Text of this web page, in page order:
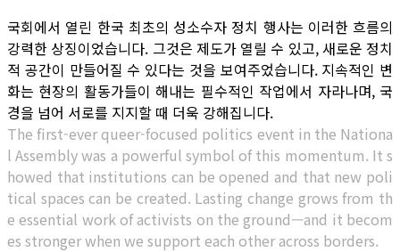
국회에서 열린 한국 최초의 성소수자 정치 행사는 이러한 흐름의
강력한 상징이었습니다. 그것은 제도가 열릴 수 있고, 새로운 정치
적 공간이 만들어질 수 있다는 것을 보여주었습니다. 지속적인 변
화는 현장의 활동가들이 해내는 필수적인 작업에서 자라나며, 국
경을 넘어 서로를 지지할 때 더욱 강해집니다.
The first-ever queer-focused politics event in the Nationa
l Assembly was a powerful symbol of this momentum. It s
howed that institutions can be opened and that new poli
tical spaces can be created. Lasting change grows from th
e essential work of activists on the ground—and it becom
es stronger when we support each other across borders.